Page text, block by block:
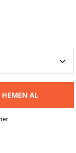
HEMEN AL